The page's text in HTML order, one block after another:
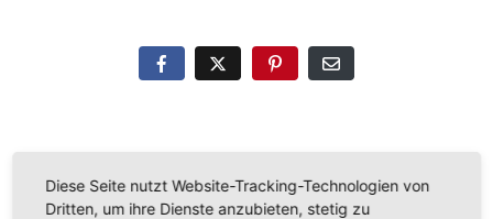
Empfohlene Beiträge
Diese Seite nutzt Website-Tracking-Technologien von
Dritten, um ihre Dienste anzubieten, stetig zu